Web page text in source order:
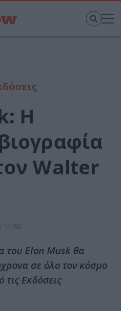
Η
Walter
/ 11:36
του Elon Musk θα
σε όλο τον κόσμο
Εκδόσεις